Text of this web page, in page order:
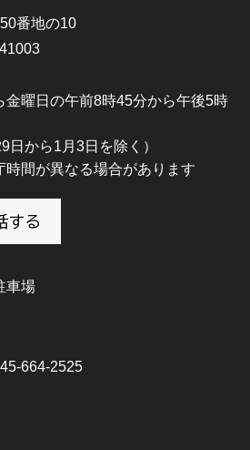
番地の10
金曜日の午前8時45分から午後5時
日から1月3日を除く）
間が異なる場合があります
車場
664-2525